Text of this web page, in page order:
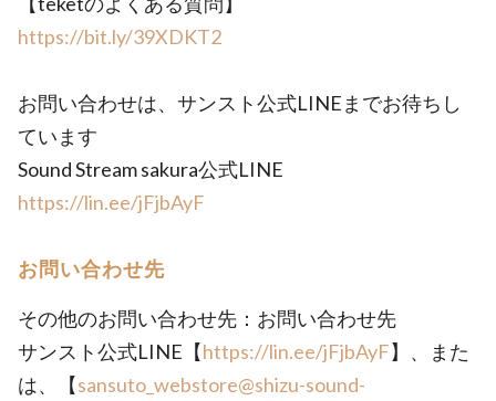
https://bit.ly/39XDKT2
お問い合わせは、サンスト公式LINEまでお待ちし
ています
Sound Stream sakura公式LINE
https://lin.ee/jFjbAyF
お問い合わせ先
その他のお問い合わせ先：お問い合わせ先
サンスト公式LINE【https://lin.ee/jFjbAyF】、また
は、【sansuto_webstore@shizu-sound-